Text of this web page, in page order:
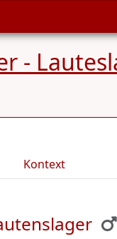
-
Kontext